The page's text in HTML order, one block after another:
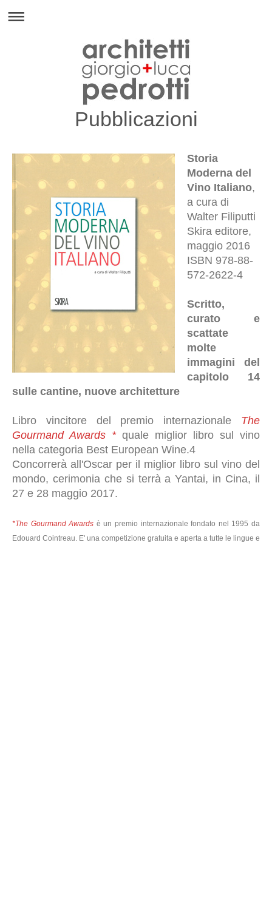
Pubblicazioni
Storia
Moderna del
Vino Italiano,
a cura di
Walter Filiputti
Skira editore,
maggio 2016
ISBN 978-88-
572-2622-4
Scritto,
curato e
scattate
molte
immagini del
capitolo 14
sulle cantine, nuove architetture
Libro vincitore del premio internazionale The
Gourmand Awards *quale miglior libro sul vino
nella categoria Best European Wine.4
Concorrerà all'Oscar per il miglior libro sul vino del
mondo, cerimonia che si terrà a Yantai, in Cina, il
27 e 28 maggio 2017.
*The Gourmand Awards è un premio internazionale fondato nel 1995 da
Edouard Cointreau. E' una competizione gratuita e aperta a tutte le lingue e